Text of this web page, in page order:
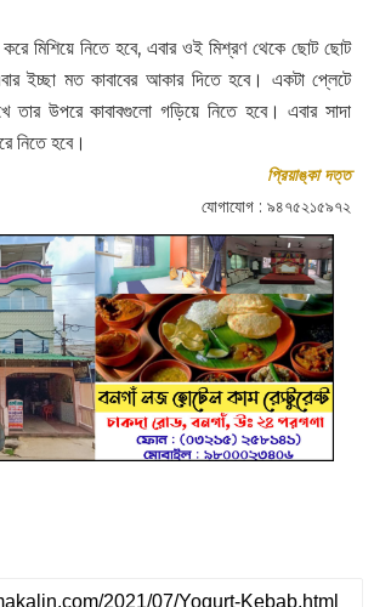
মিশিয়ে নিতে হবে, এবার ওই মিশ্রণ থেকে ছোট ছোট
ইচ্ছা মত কাবাবের আকার দিতে হবে। একটা প্লেটে
তার উপরে কাবাবগুলো গড়িয়ে নিতে হবে। এবার সাদা
নিতে হবে।
প্রিয়াঙ্কা দত্ত
যোগাযোগ : ৯৪৭৫২১৫৯৭২